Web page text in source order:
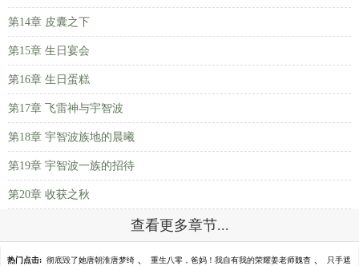
第14章 皮囊之下
第15章 生日宴会
第16章 生日蛋糕
第17章 飞雷神与宇智波
第18章 宇智波族地的晨曦
第19章 宇智波一族的招待
第20章 收获之秋
查看更多章节...
热门点击: 彻底毁了她唐朝淮唐梦绮 、 重生八零，爸妈！我自有我的荣耀姜老师魏杳 、 只手遮